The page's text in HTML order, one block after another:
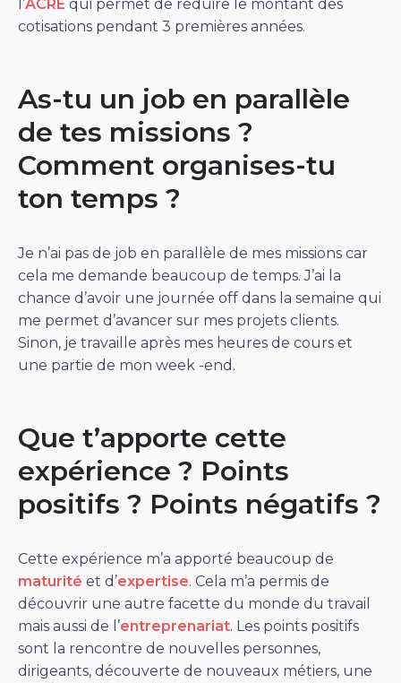
l’ACRE qui permet de réduire le montant des
cotisations pendant 3 premières années.
As-tu un job en parallèle
de tes missions ?
Comment organises-tu
ton temps ?
Je n’ai pas de job en parallèle de mes missions car
cela me demande beaucoup de temps. J’ai la
chance d’avoir une journée off dans la semaine qui
me permet d’avancer sur mes projets clients.
Sinon, je travaille après mes heures de cours et
une partie de mon week -end.
Que t’apporte cette
expérience ? Points
positifs ? Points négatifs ?
Cette expérience m’a apporté beaucoup de
maturité et d’expertise. Cela m’a permis de
découvrir une autre facette du monde du travail
mais aussi de l’entreprenariat. Les points positifs
sont la rencontre de nouvelles personnes,
dirigeants, découverte de nouveaux métiers, une